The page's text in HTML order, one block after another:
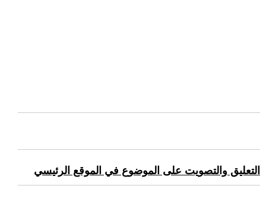
التعليق والتصويت على الموضوع في الموقع الرئيسي